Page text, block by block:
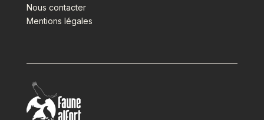
Nous contacter
Mentions légales